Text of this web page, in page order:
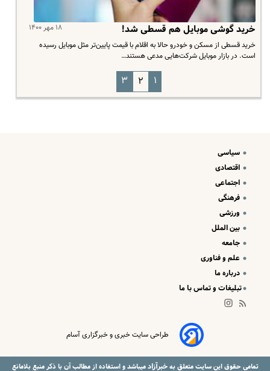
۱۸ مهر ۱۴۰۰ خرید گوشی موبایل هم قسطی شد!
خرید قسطی از مسکن و خودرو حالا به اقلام با قیمت پایین‌تر مثل موبایل رسیده
است. در بازار موبایل شرکت‌هایی مدعی هستند…
۱ ۲ ۳
سیاسی
اقتصادی
اجتماعی
فرهنگی
ورزشی
بین الملل
جامعه
علم و فناوری
درباره ما
تبلیغات و تماس با ما
طراحی سایت خبری و خبرگزاری آسام
تمامی حقوق این سایت متعلق بهخبرآزادمیباشد و استفاده از مطالب آن با ذکر منبع بلامانع